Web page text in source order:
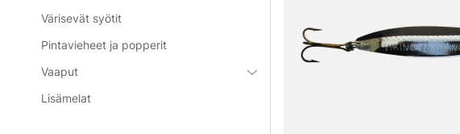
Värisevät syötit
Pintavieheet ja popperit
Vaaput
Lisämelat